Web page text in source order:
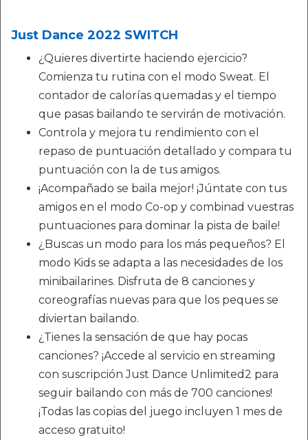
Just Dance 2022 SWITCH
¿Quieres divertirte haciendo ejercicio?
Comienza tu rutina con el modo Sweat. El
contador de calorías quemadas y el tiempo
que pasas bailando te servirán de motivación.
Controla y mejora tu rendimiento con el
repaso de puntuación detallado y compara tu
puntuación con la de tus amigos.
¡Acompañado se baila mejor! ¡Júntate con tus
amigos en el modo Co-op y combinad vuestras
puntuaciones para dominar la pista de baile!
¿Buscas un modo para los más pequeños? El
modo Kids se adapta a las necesidades de los
minibailarines. Disfruta de 8 canciones y
coreografías nuevas para que los peques se
diviertan bailando.
¿Tienes la sensación de que hay pocas
canciones? ¡Accede al servicio en streaming
con suscripción Just Dance Unlimited2 para
seguir bailando con más de 700 canciones!
¡Todas las copias del juego incluyen 1 mes de
acceso gratuito!